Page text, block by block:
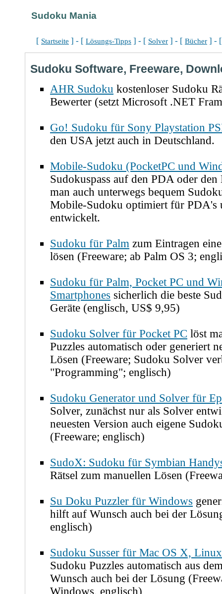
Sudoku Mania
[ Startseite ] - [ Lösungs-Tipps ] - [ Solver ] - [ Bücher ] -
Sudoku Software, Freeware,
AHR Sudoku kostenloser Sudoku
Bewerter (setzt Microsoft .NET
Go! Sudoku für Sony Playstation
den USA jetzt auch in Deutschland.
Mobile-Sudoku (PocketPC und
Sudokuspass auf den PDA oder
man auch unterwegs bequem
Mobile-Sudoku optimiert für PDA's
entwickelt.
Sudoku für Palm zum Eintragen
lösen (Freeware; ab Palm OS 3;
Sudoku für Palm, Pocket PC und
Smartphones sicherlich die beste
Geräte (englisch, US$ 9,95)
Sudoku Solver für Pocket PC löst
Puzzles automatisch oder generiert
Lösen (Freeware; Sudoku Solver
"Programming"; englisch)
Sudoku Generator und Solver für
Solver, zunächst nur als Solver
neuesten Version auch eigene
(Freeware; englisch)
SudoX: Sudoku für Symbian
Rätsel zum manuellen Lösen
Su Doku Puzzler für Windows
hilft auf Wunsch auch bei der
englisch)
Sudoku Susser für Mac OS X,
Sudoku Puzzles automatisch aus
Wunsch auch bei der Lösung
Windows, englisch)